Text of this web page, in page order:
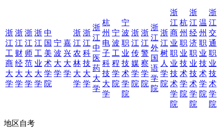
浙
江
工
商
大
学
浙
江
财
经
大
学
浙
江
师
范
大
学
浙
江
工
业
大
学
中
国
美
术
学
院
宁
波
大
学
嘉
兴
大
学
浙
江
农
林
大
学
浙
江
科
技
大
学
浙
江
中
医
药
大
学
杭
州
电
子
科
技
大
学
宁
波
工
程
学
院
宁
波
职
业
技
术
学
院
浙
江
传
媒
学
院
浙
江
警
察
学
院
浙
江
外
国
语
学
院
浙
江
树
人
学
院
浙
江
商
业
职
业
技
术
学
院
杭
州
职
业
技
术
学
院
浙
江
经
济
职
业
技
术
学
院
温
州
职
业
技
术
学
院
浙
江
交
通
职
业
技
术
学
院
地区自考